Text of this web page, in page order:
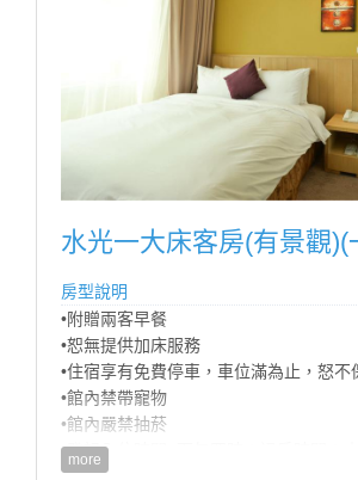
* 乾濕分離衛浴設備
水光一大床客房(有景觀)(
房型說明
•附贈兩客早餐
•恕無提供加床服務
•住宿享有免費停車，車位滿為止，怒不
•館內禁帶寵物
•館內嚴禁抽菸
•登記入住時間: 下午四時；退房時間：中
more